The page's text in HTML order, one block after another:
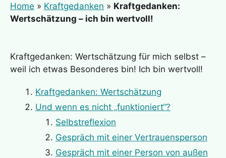
Home » Kraftgedanken » Kraftgedanken:
Wertschätzung – ich bin wertvoll!
Kraftgedanken: Wertschätzung für mich selbst –
weil ich etwas Besonderes bin! Ich bin wertvoll!
Kraftgedanken: Wertschätzung
Und wenn es nicht „funktioniert“?
Selbstreflexion
Gespräch mit einer Vertrauensperson
Gespräch mit einer Person von außen